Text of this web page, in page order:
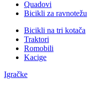
Quadovi
Bicikli za ravnotežu
Bicikli na tri kotača
Traktori
Romobili
Kacige
Igračke